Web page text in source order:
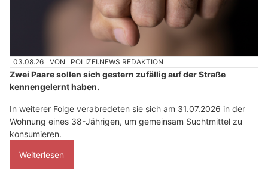
03.08.26 VON POLIZEI.NEWS REDAKTION
Zwei Paare sollen sich gestern zufällig auf der Straße
kennengelernt haben.
In weiterer Folge verabredeten sie sich am 31.07.2026 in der
Wohnung eines 38-Jährigen, um gemeinsam Suchtmittel zu
konsumieren.
Weiterlesen